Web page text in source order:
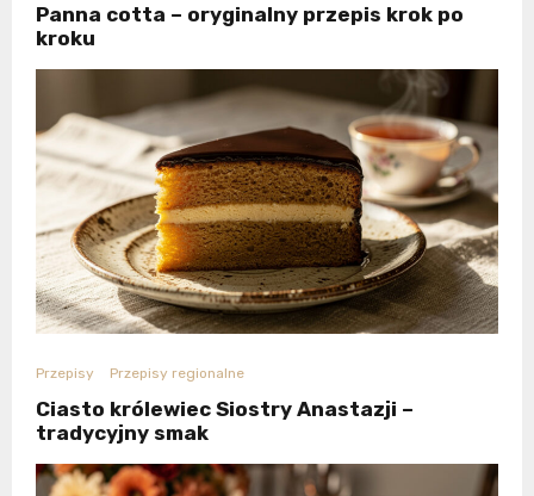
Panna cotta – oryginalny przepis krok po
kroku
Przepisy Przepisy regionalne
Ciasto królewiec Siostry Anastazji –
tradycyjny smak